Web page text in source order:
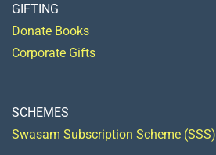
GIFTING
Donate Books
Corporate Gifts
SCHEMES
Swasam Subscription Scheme (SSS)